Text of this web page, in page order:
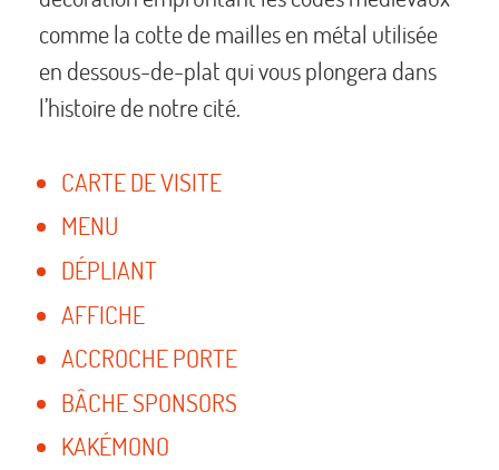
comme la cotte de mailles en métal utilisée
en dessous-de-plat qui vous plongera dans
l’histoire de notre cité.
CARTE DE VISITE
MENU
DÉPLIANT
AFFICHE
ACCROCHE PORTE
BÂCHE SPONSORS
KAKÉMONO